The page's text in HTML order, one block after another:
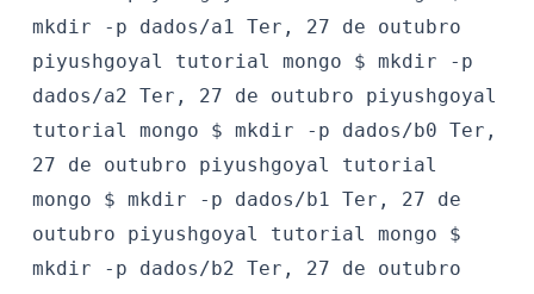
mkdir -p dados/a1 Ter, 27 de outubro
piyushgoyal
tutorial mongo $mkdir -p
dados/a2 Ter, 27 de outubro piyushgoyal
tutorial mongo $mkdir -p dados/b0 Ter,
27 de outubro piyushgoyal
tutorial
mongo $mkdir -p dados/b1 Ter, 27 de
outubro piyushgoyal
tutorial mongo $
mkdir -p dados/b2 Ter, 27 de outubro